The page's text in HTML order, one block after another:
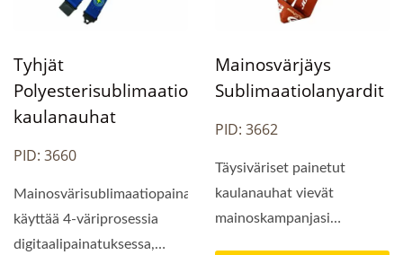
Tyhjät
Polyesterisublimaatio
Kaulanauhat
PID: 3660
Mainosvärisublimaatiopainaminen
käyttää 4-väriprosessia
digitaalipainatuksessa,
Mainosvärjäys
Sublimaatiolanyardit
PID: 3662
Täysiväriset painetut
kaulanauhat vievät
mainoskampanjasi